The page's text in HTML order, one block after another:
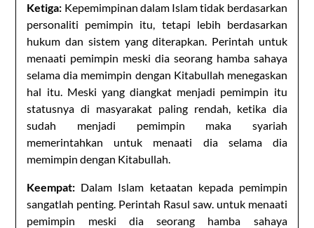
Ketiga: Kepemimpinan dalam Islam tidak berdasarkan
personaliti pemimpin itu, tetapi lebih berdasarkan
hukum dan sistem yang diterapkan. Perintah untuk
menaati pemimpin meski dia seorang hamba sahaya
selama dia memimpin dengan Kitabullah menegaskan
hal itu. Meski yang diangkat menjadi pemimpin itu
statusnya di masyarakat paling rendah, ketika dia
sudah menjadi pemimpin maka syariah
memerintahkan untuk menaati dia selama dia
memimpin dengan Kitabullah.
Keempat: Dalam Islam ketaatan kepada pemimpin
sangatlah penting. Perintah Rasul saw. untuk menaati
pemimpin meski dia seorang hamba sahaya